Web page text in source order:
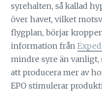
syrehalten, så kallad
över havet, vilket
flygplan, börjar
information från
mindre syre än vanligt,
att producera mer av
EPO stimulerar